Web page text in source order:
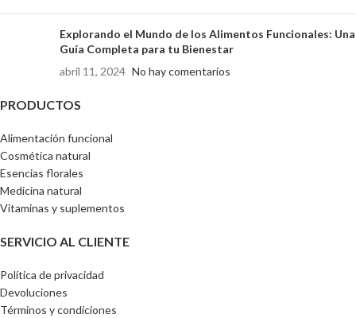
Explorando el Mundo de los Alimentos Funcionales: Una
Guía Completa para tu Bienestar
abril 11, 2024 No hay comentarios
PRODUCTOS
Alimentación funcional
Cosmética natural
Esencias florales
Medicina natural
Vitaminas y suplementos
SERVICIO AL CLIENTE
Política de privacidad
Devoluciones
Términos y condiciones